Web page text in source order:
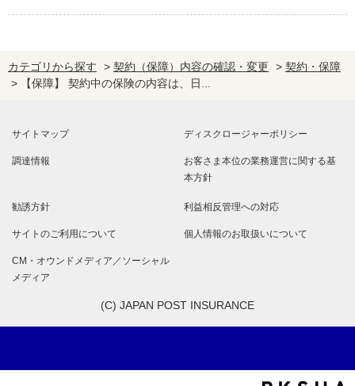
カテゴリから探す > 契約（保障）内容の確認・変更 > 契約・保障
>
【保障】 契約中の保険の内容は、日...
サイトマップ ディスクロージャーポリシー
調達情報 お客さま本位の業務運営に関する基
本方針
勧誘方針 利益相反管理への対応
サイトのご利用について 個人情報のお取扱いについて
CM・オウンドメディア／ソーシャル
メディア
(C) JAPAN POST INSURANCE